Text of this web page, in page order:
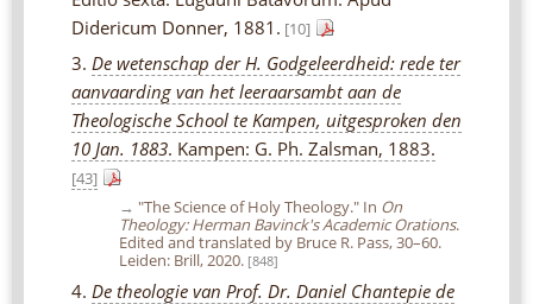
Didericum Donner, 1881. [10]
3. De wetenschap der H. Godgeleerdheid: rede ter
aanvaarding van het leeraarsambt aan de
Theologische School te Kampen, uitgesproken den
10 Jan. 1883. Kampen: G. Ph. Zalsman, 1883.
[43]
→ "The Science of Holy Theology." In On
Theology: Herman Bavinck's Academic Orations.
Edited and translated by Bruce R. Pass, 30–60.
Leiden: Brill, 2020. [848]
4. De theologie van Prof. Dr. Daniel Chantepie de